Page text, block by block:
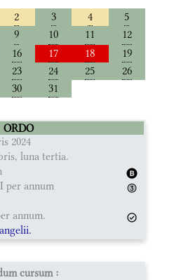
2 3 4
5
9 10 11
12
16 17 18
19
23 24 25
26
30 31
ORDO
2024
luna tertia.
per annum
annum.
cursum :